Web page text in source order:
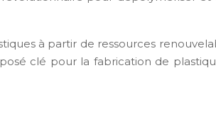
à partir de ressources
clé pour la fabrication de